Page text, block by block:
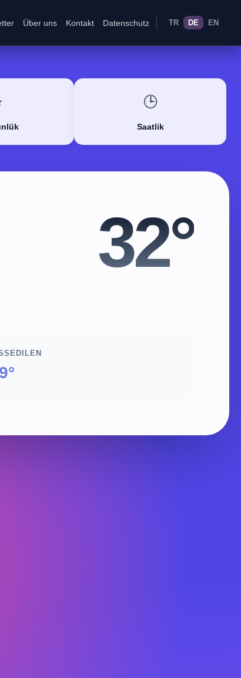
Über uns Kontakt Datenschutz TR DE EN
🕒
Saatlik
32°